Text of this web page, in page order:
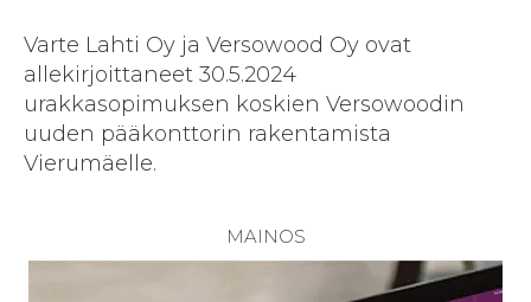
Varte Lahti Oy ja Versowood Oy ovat
allekirjoittaneet 30.5.2024
urakkasopimuksen koskien Versowoodin
uuden pääkonttorin rakentamista
Vierumäelle.